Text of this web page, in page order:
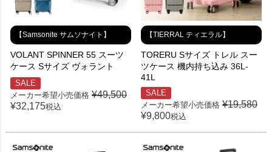
【Samsonite サムソナイト】
VOLANT SPINNER 55 スーツ
ケース Sサイズ ヴォラント
SALE
メーカー希望小売価格 ¥49,500
¥32,175税込
【TIERRAL ティエラル】
TORERU Sサイズ トレル スー
ツケース 機内持ち込み 36L-
41L
SALE
メーカー希望小売価格 ¥19,580
¥9,800税込